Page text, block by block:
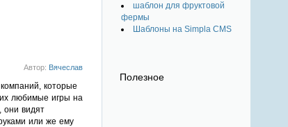
Автор: Вячеслав
которые
любимые игры на
они видят
или же ему
шаблон для фруктовой
фермы
Шаблоны на Simpla CMS
Полезное